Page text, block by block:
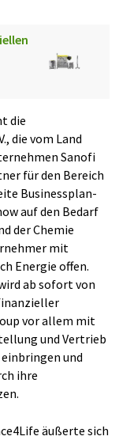
die
die vom Land
Sanofi
für den Bereich
Businessplan-
auf den Bedarf
der Chemie
mit
Energie offen.
ab sofort von
vor allem mit
und Vertrieb
und
ihre
äußerte sich